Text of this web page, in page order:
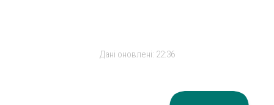
Дані оновлені: 22:36